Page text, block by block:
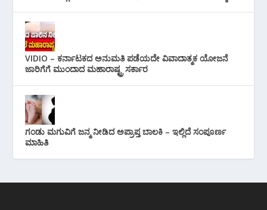
VIDIO – ಕರ್ನಾಟಕದ ಅನುಮತಿ ಪಡೆಯದೇ ವಿವಾದಾತ್ಮಕ ಯೋಜನೆ
ಜಾರಿಗೆಗೆ ಮುಂದಾದ ಮಹಾರಾಷ್ಟ್ರ ಸರ್ಕಾರ
ಗಂಡು ಮಗುವಿಗೆ ಜನ್ಮ ನೀಡಿದ ಅಪ್ರಾಪ್ತ ಬಾಲಕಿ – ಇಲ್ಲಿದೆ ಸಂಪೂರ್ಣ
ಮಾಹಿತಿ